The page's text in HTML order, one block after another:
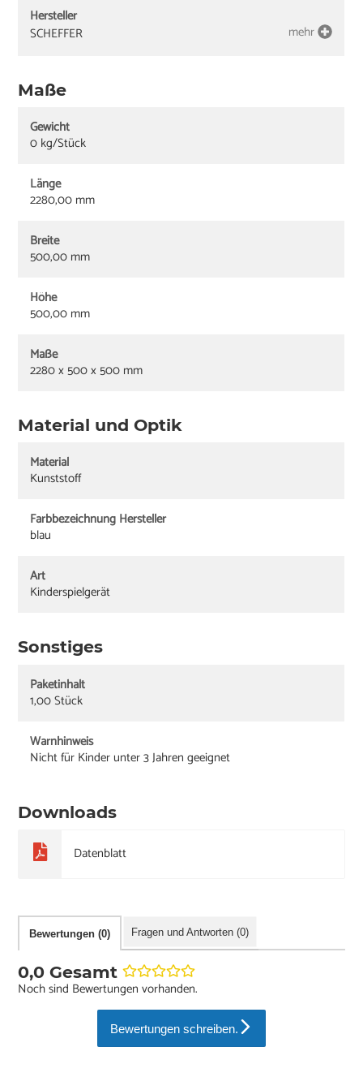
Hersteller
SCHEFFER
mehr
Maße
Gewicht
0 kg/Stück
Länge
2280,00 mm
Breite
500,00 mm
Höhe
500,00 mm
Maße
2280 x 500 x 500 mm
Material und Optik
Material
Kunststoff
Farbbezeichnung Hersteller
blau
Art
Kinderspielgerät
Sonstiges
Paketinhalt
1,00 Stück
Warnhinweis
Nicht für Kinder unter 3 Jahren geeignet
Downloads
Datenblatt
Bewertungen (0) Fragen und Antworten (0)
0,0 Gesamt
Noch sind Bewertungen vorhanden.
Bewertungen schreiben.